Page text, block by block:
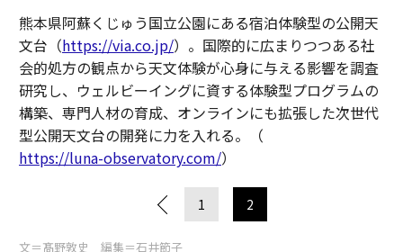
熊本県阿蘇くじゅう国立公園にある宿泊体験型の公開天
文台（https://via.co.jp/）。国際的に広まりつつある社
会的処方の観点から天文体験が心身に与える影響を調査
研究し、ウェルビーイングに資する体験型プログラムの
構築、専門人材の育成、オンラインにも拡張した次世代
型公開天文台の開発に力を入れる。（
https://luna-observatory.com/）
1 2
文＝髙野敦史 編集＝石井節子